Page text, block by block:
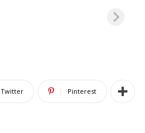
Twitter Pinterest